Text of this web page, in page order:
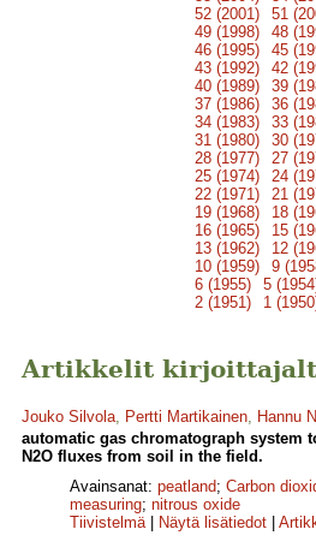
52 (2001)
51
49 (1998)
48
46 (1995)
45
43 (1992)
42
40 (1989)
39
37 (1986)
36
34 (1983)
33
31 (1980)
30
28 (1977)
27
25 (1974)
24
22 (1971)
21
19 (1968)
18
16 (1965)
15
13 (1962)
12
10 (1959)
9
6 (1955)
5
2 (1951)
1
Artikkelit
Jouko Silvola, Pertti Martikainen, Hannu
automatic gas chromatograph system
N2O fluxes from soil in the field.
Avainsanat: peatland; Carbon
measuring; nitrous oxide
Tiivistelmä| Näytä lisätiedot